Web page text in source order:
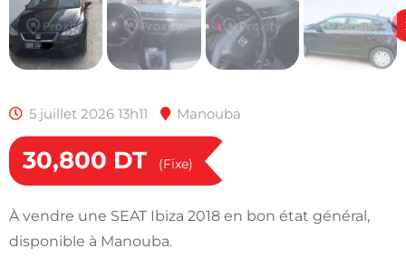
5 juillet 2026 13h11 Manouba
30,800 DT (Fixe)
À vendre une SEAT Ibiza 2018 en bon état général,
disponible à Manouba.